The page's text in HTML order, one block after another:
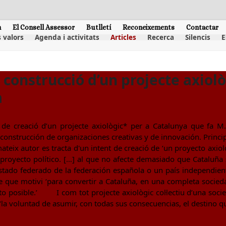
El Consell Assessor Butlletí Reconeixements Contactar
valors Agenda i activitats Articles Recerca Silencis
construcció d’un projecte
de creació d’un projecte axiològic* per a Catalunya que fa
de organizaciones creativas y de innovación.
autor es tracta d'un intent de creació de ‘un proyecto
político. […] al que no afecte demasiado que
federado de la federación española o un país
que motivi ‘para convertir a Cataluña, en una completa
posible.’ I com tot projecte axiològic col·lectiu d’una
voluntad de asumir, con todas sus consecuencias, el destino